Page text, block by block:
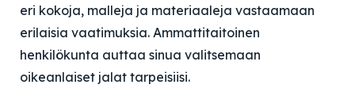
eri kokoja, malleja ja materiaaleja vastaamaan
erilaisia vaatimuksia. Ammattitaitoinen
henkilökunta auttaa sinua valitsemaan
oikeanlaiset jalat tarpeisiisi.